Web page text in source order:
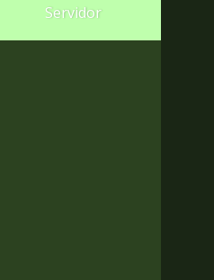
para
Servidor